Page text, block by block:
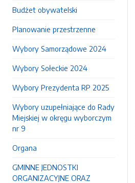
Budżet obywatelski
Planowanie przestrzenne
Wybory Samorządowe 2024
Wybory Sołeckie 2024
Wybory Prezydenta RP 2025
Wybory uzupełniające do Rady
Miejskiej w okręgu wyborczym
nr 9
Organa
GMINNE JEDNOSTKI
ORGANIZACYJNE ORAZ